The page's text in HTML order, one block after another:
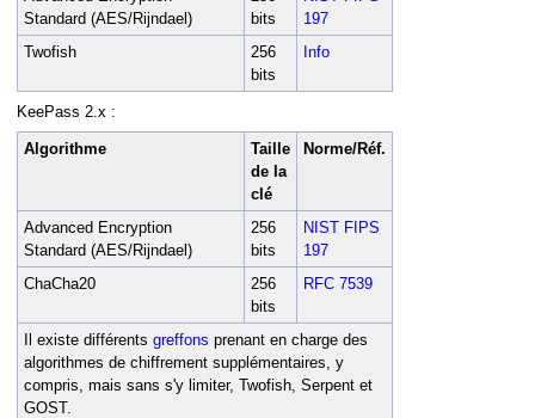
Standard (AES/Rijndael)
bits
197
Twofish
256
bits
Info
KeePass 2.x :
Algorithme
Taille
de la
clé
Norme/Réf.
Advanced Encryption
Standard (AES/Rijndael)
256
bits
NIST FIPS
197
ChaCha20
256
bits
RFC 7539
Il existe différents greffons prenant en charge des
algorithmes de chiffrement supplémentaires, y
compris, mais sans s'y limiter, Twofish, Serpent et
GOST.